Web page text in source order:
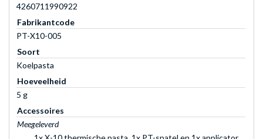
4260711990922
Fabrikantcode
PT-X10-005
Soort
Koelpasta
Hoeveelheid
5 g
Accessoires
Meegeleverd